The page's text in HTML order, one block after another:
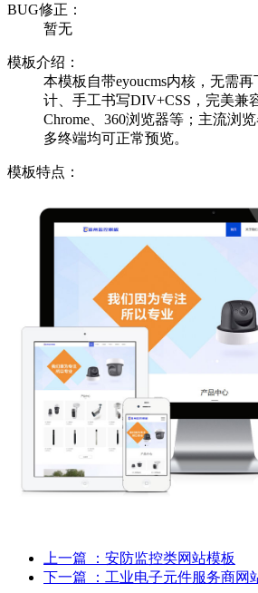
BUG修正：
暂无
模板介绍：
本模板自带eyoucms内核，无需
计、手工书写DIV+CSS，完美兼
Chrome、360浏览器等；主流浏
多终端均可正常预览。
模板特点：
上一篇
：安防监控类网站模板
下一篇
：工业电子元件服务商网